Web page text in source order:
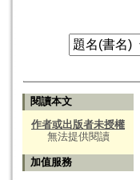
閱讀本文
作者或出版者未授權
無法提供閱讀
加值服務